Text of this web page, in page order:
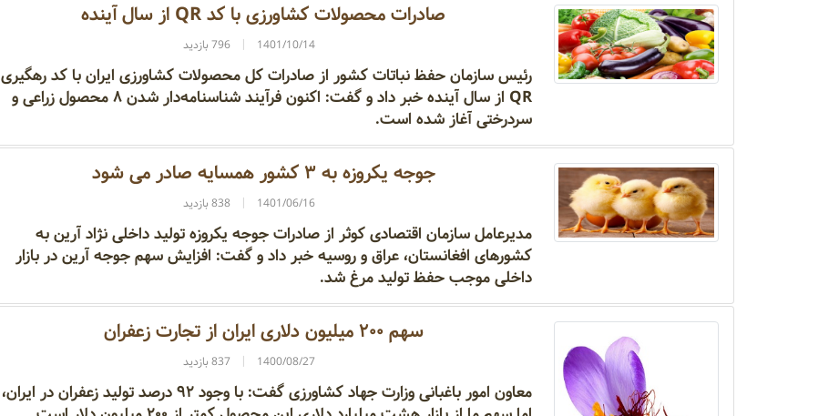
صادرات محصولات کشاورزی با کد QR از سال آینده
1401/10/14 796 بازدید
رئیس سازمان حفظ نباتات کشور از صادرات کل محصولات کشاورزی ایران با کد رهگیری
QR از سال آینده خبر داد و گفت: اکنون فرآیند شناسنامه‌دار شدن ۸ محصول زراعی و
سردرختی آغاز شده است.
جوجه یکروزه به ۳ کشور همسایه صادر می شود
1401/06/16 838 بازدید
مدیرعامل سازمان اقتصادی کوثر از صادرات جوجه یکروزه تولید داخلی نژاد آرین به
کشورهای افغانستان، عراق و روسیه خبر داد و گفت: افزایش سهم جوجه آرین در بازار
داخلی موجب حفظ تولید مرغ شد.
سهم ۲۰۰ میلیون دلاری ایران از تجارت زعفران
1400/08/27 837 بازدید
معاون امور باغبانی وزارت جهاد کشاورزی گفت: با وجود ۹۲ درصد تولید زعفران در ایران،